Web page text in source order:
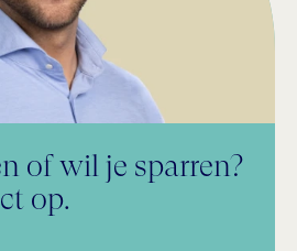
of wil je sparren?
op.